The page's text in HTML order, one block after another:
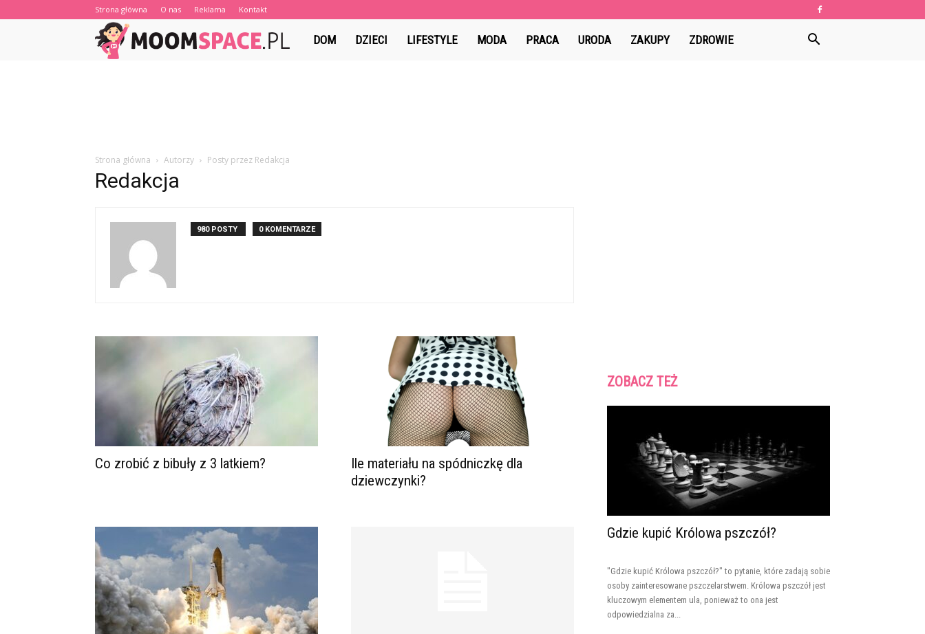
Strona główna O nas Reklama Kontakt
MoomSpace.pl
DOM DZIECI LIFESTYLE MODA PRACA URODA ZAKUPY ZDROWIE
Strona główna Autorzy Posty przez Redakcja
Redakcja
980 POSTY 0 KOMENTARZE
Co zrobić z bibuły z 3 latkiem?
Ile materiału na spódniczkę dla
dziewczynki?
ZOBACZ TEŻ
Gdzie kupić Królowa pszczół?
"Gdzie kupić Królowa pszczół?" to pytanie, które zadają sobie
osoby zainteresowane pszczelarstwem. Królowa pszczół jest
kluczowym elementem ula, ponieważ to ona jest
odpowiedzialna za...